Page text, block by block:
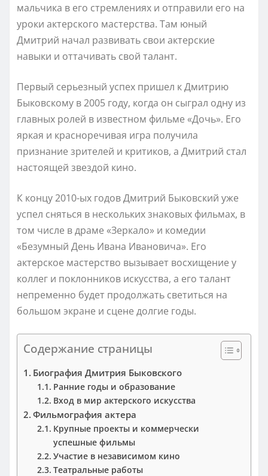
мальчика в его стремлениях и отправили его на
уроки актерского мастерства. Там юный
Дмитрий начал развивать свои актерские
навыки и оттачивать свой талант.
Первый серьезный успех пришел к Дмитрию
Быковскому в 2005 году, когда он сыграл одну из
главных ролей в известном фильме «Дочь». Его
яркая и красноречивая игра получила
признание зрителей и критиков, а Дмитрий стал
настоящей звездой кино.
К концу 2010-ых годов Дмитрий Быковский уже
успел сняться в нескольких знаковых фильмах, в
том числе в драме «Зеркало» и комедии
«Безумный День Ивана Ивановича». Его
актерское мастерство вызывает восхищение у
коллег и поклонников искусства, а его талант
непременно будет продолжать светиться на
большом экране и сцене долгие годы.
Содержание страницы
Биография Дмитрия Быковского
Ранние годы и образование
Вход в мир актерского искусства
Фильмография актера
Крупные проекты и коммерчески
успешные фильмы
Участие в независимом кино
Театральные работы